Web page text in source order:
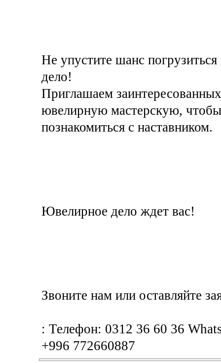
Не упустите шанс
дело!
Приглашаем
ювелирную мастерскую,
познакомиться с наставником.
Ювелирное дело ждет вас!
Звоните нам или оставляйте
: Телефон: 0312 36 60 36
+996 772660887